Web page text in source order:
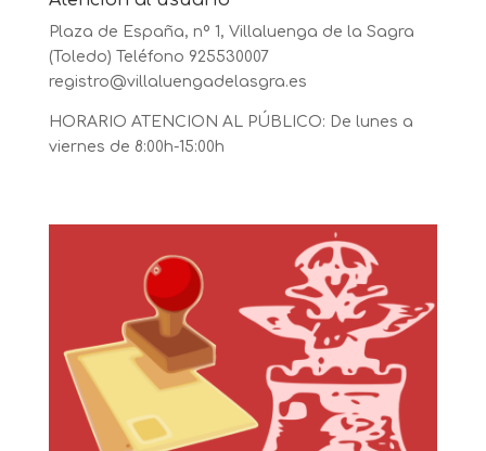
Plaza de España, nº 1, Villaluenga de la Sagra
(Toledo) Teléfono 925530007
registro@villaluengadelasgra.es
HORARIO ATENCION AL PÚBLICO: De lunes a
viernes de 8:00h-15:00h